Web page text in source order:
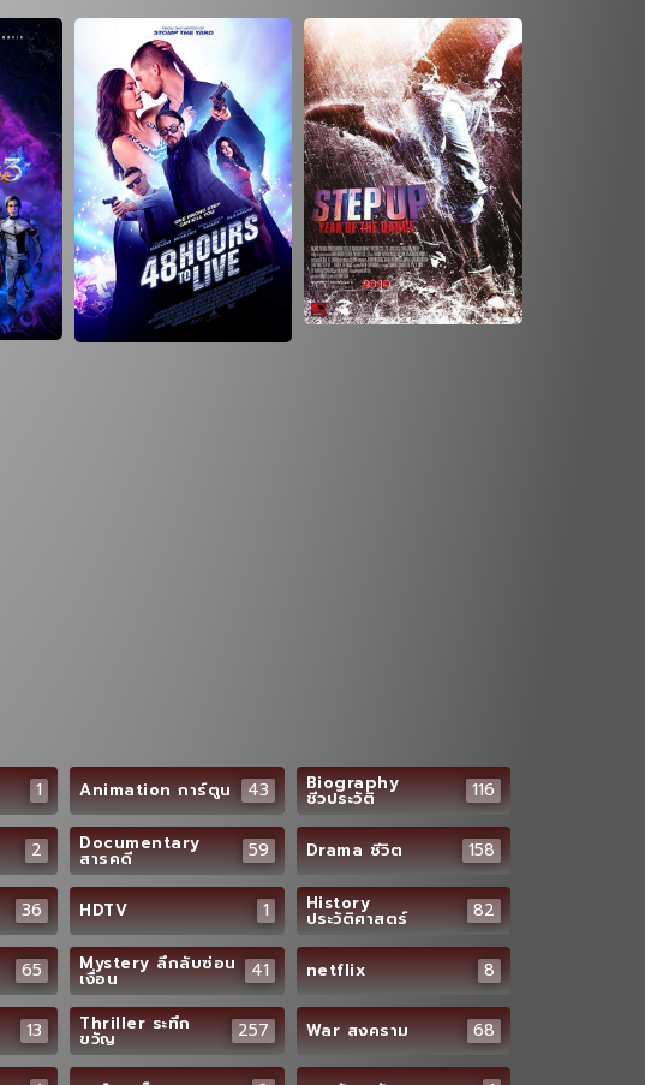
1 Animation การ์ตูน 43 Biography
ชีวประวัติ 116
2 Documentary
สารคดี 59 Drama ชีวิต 158
36 HDTV 1 History
ประวัติศาสตร์ 82
65 Mystery ลึกลับซ่อน
เงื่อน 41 netflix 8
13 Thriller ระทึก
ขวัญ 257 War สงคราม 68